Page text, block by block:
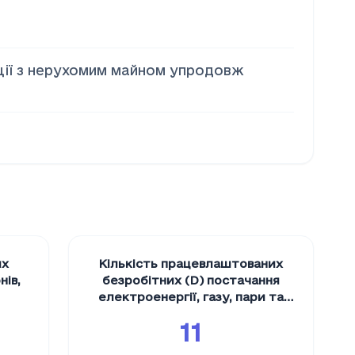
з нерухомим майном упродовж
,
Кількість працевлаштованих
безробітних (D) постачання
електроенергії, газу, пари та
11